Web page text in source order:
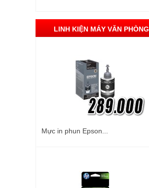
LINH KIỆN MÁY VĂN PHÒNG
Mực in phun Epson...